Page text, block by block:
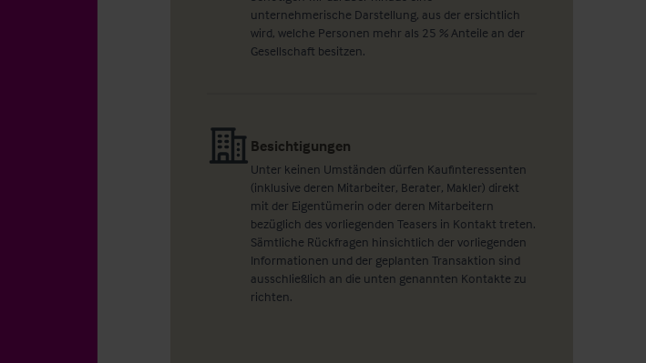
unternehmerische Darstellung, aus der ersichtlich
wird, welche Personen mehr als 25 % Anteile an der
Gesellschaft besitzen.
Besichtigungen
Unter keinen Umständen dürfen Kaufinteressenten
(inklusive deren Mitarbeiter, Berater, Makler) direkt
mit der Eigentümerin oder deren Mitarbeitern
bezüglich des vorliegenden Teasers in Kontakt treten.
Sämtliche Rückfragen hinsichtlich der vorliegenden
Informationen und der geplanten Transaktion sind
ausschließlich an die unten genannten Kontakte zu
richten.